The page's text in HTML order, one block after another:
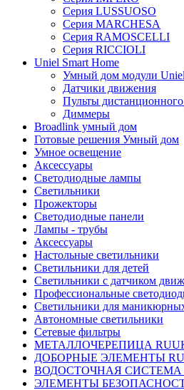
Серия LUSSUOSO
Серия MARCHESA
Серия RAMOSCELLI
Серия RICCIOLI
Uniel Smart Home
Умный дом модули Uniel
Датчики движения
Пульты
Диммеры
Broadlink умный дом
Готовые решения Умный дом
Умное освещение
Аксессуары
Светодиодные лампы
Светильники
Прожекторы
Светодиодные панели
Лампы - трубы
Аксессуары
Настольные светильники
Светильники для детей
Светильники с датчиком
Профессиональные
Светильники для
Автономные светильники
Сетевые фильтры
МЕТАЛЛОЧЕРЕПИЦА
ДОБОРНЫЕ ЭЛЕМЕНТЫ
ВОДОСТОЧНАЯ СИСТЕМА
ЭЛЕМЕНТЫ